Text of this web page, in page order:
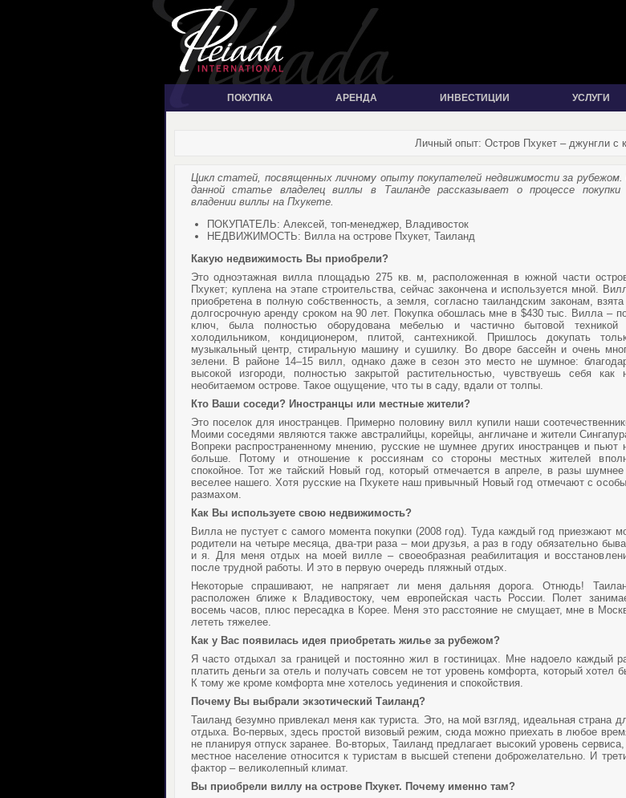
ПОКУПКА АРЕНДА ИНВЕСТИЦИИ УСЛУГИ
Личный опыт: Остров Пхукет – джунгли с
Цикл статей, посвященных личному опыту покупателей недвижимости за рубежом.
данной статье владелец виллы в Таиланде рассказывает о процессе покупки
владении виллы на Пхукете.
ПОКУПАТЕЛЬ: Алексей, топ-менеджер, Владивосток
НЕДВИЖИМОСТЬ: Вилла на острове Пхукет, Таиланд
Какую недвижимость Вы приобрели?
Это одноэтажная вилла площадью 275 кв. м, расположенная в южной части
Пхукет; куплена на этапе строительства, сейчас закончена и используется мной.
приобретена в полную собственность, а земля, согласно таиландским законам,
долгосрочную аренду сроком на 90 лет. Покупка обошлась мне в $430 тыс. Вилла –
ключ, была полностью оборудована мебелью и частично бытовой техникой
холодильником, кондиционером, плитой, сантехникой. Пришлось докупать
музыкальный центр, стиральную машину и сушилку. Во дворе бассейн и очень
зелени. В районе 14–15 вилл, однако даже в сезон это место не шумное:
высокой изгороди, полностью закрытой растительностью, чувствуешь себя как
необитаемом острове. Такое ощущение, что ты в саду, вдали от толпы.
Кто Ваши соседи? Иностранцы или местные жители?
Это поселок для иностранцев. Примерно половину вилл купили наши
Моими соседями являются также австралийцы, корейцы, англичане и жители
Вопреки распространенному мнению, русские не шумнее других иностранцев и пьют
больше. Потому и отношение к россиянам со стороны местных жителей
спокойное. Тот же тайский Новый год, который отмечается в апреле, в разы
веселее нашего. Хотя русские на Пхукете наш привычный Новый год отмечают с
размахом.
Как Вы используете свою недвижимость?
Вилла не пустует с самого момента покупки (2008 год). Туда каждый год приезжают
родители на четыре месяца, два-три раза – мои друзья, а раз в году обязательно
и я. Для меня отдых на моей вилле – своеобразная реабилитация и
после трудной работы. И это в первую очередь пляжный отдых.
Некоторые спрашивают, не напрягает ли меня дальняя дорога. Отнюдь!
расположен ближе к Владивостоку, чем европейская часть России. Полет
восемь часов, плюс пересадка в Корее. Меня это расстояние не смущает, мне в
лететь тяжелее.
Как у Вас появилась идея приобретать жилье за рубежом?
Я часто отдыхал за границей и постоянно жил в гостиницах. Мне надоело каждый
платить деньги за отель и получать совсем не тот уровень комфорта, который хотел
К тому же кроме комфорта мне хотелось уединения и спокойствия.
Почему Вы выбрали экзотический Таиланд?
Таиланд безумно привлекал меня как туриста. Это, на мой взгляд, идеальная страна
отдыха. Во-первых, здесь простой визовый режим, сюда можно приехать в любое
не планируя отпуск заранее. Во-вторых, Таиланд предлагает высокий уровень
местное население относится к туристам в высшей степени доброжелательно. И
фактор – великолепный климат.
Вы приобрели виллу на острове Пхукет. Почему именно там?